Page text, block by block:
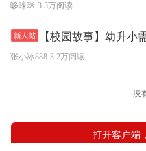
哆唻咪 3.3万阅读
【校园故事】幼升小
张小冰888 3.2万阅读
没
打开客户端